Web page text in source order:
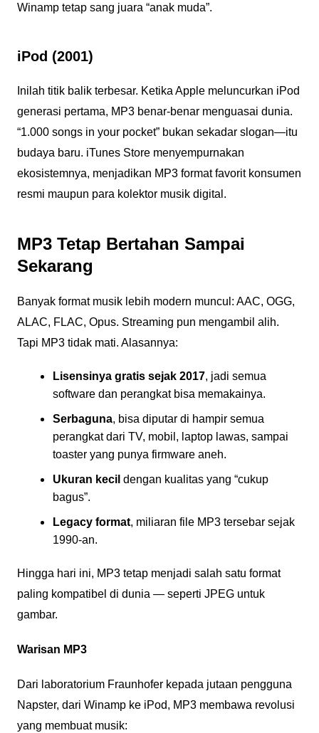
Winamp tetap sang juara “anak muda”.
iPod (2001)
Inilah titik balik terbesar. Ketika Apple meluncurkan iPod
generasi pertama, MP3 benar-benar menguasai dunia.
“1.000 songs in your pocket” bukan sekadar slogan—itu
budaya baru. iTunes Store menyempurnakan
ekosistemnya, menjadikan MP3 format favorit konsumen
resmi maupun para kolektor musik digital.
MP3 Tetap Bertahan Sampai
Sekarang
Banyak format musik lebih modern muncul: AAC, OGG,
ALAC, FLAC, Opus. Streaming pun mengambil alih.
Tapi MP3 tidak mati. Alasannya:
Lisensinya gratis sejak 2017, jadi semua
software dan perangkat bisa memakainya.
Serbaguna, bisa diputar di hampir semua
perangkat dari TV, mobil, laptop lawas, sampai
toaster yang punya firmware aneh.
Ukuran kecil dengan kualitas yang “cukup
bagus”.
Legacy format, miliaran file MP3 tersebar sejak
1990-an.
Hingga hari ini, MP3 tetap menjadi salah satu format
paling kompatibel di dunia — seperti JPEG untuk
gambar.
Warisan MP3
Dari laboratorium Fraunhofer kepada jutaan pengguna
Napster, dari Winamp ke iPod, MP3 membawa revolusi
yang membuat musik: